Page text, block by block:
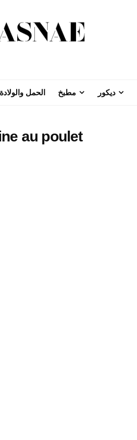
ديكور مطبخ الحمل والولادة
au poulet